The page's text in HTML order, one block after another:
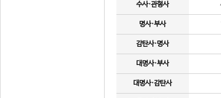
수사·관형사
명사·부사
감탄사·명사
대명사·부사
대명사·감탄사